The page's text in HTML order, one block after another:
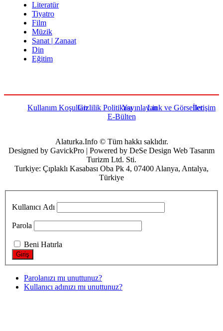
Literatür
Tiyatro
Film
Müzik
Sanat | Zanaat
Din
Eğitim
Kullanım KoşullarıGizlilik PolitikasıYayınlayanLink ve Görsellerİletişim
E-Bülten
Alaturka.Info © Tüm hakkı saklıdır.
Designed by GavickPro | Powered by DeSe Design Web Tasarım
Turizm Ltd. Sti.
Turkiye: Çıplaklı Kasabası Oba Pk 4, 07400 Alanya, Antalya,
Türkiye
Kullanıcı Adı
Parola
Beni Hatırla
Parolanızı mı unuttunuz?
Kullanıcı adınızı mı unuttunuz?